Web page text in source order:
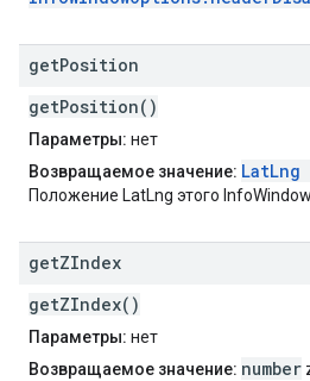
getPosition
getPosition()
Параметры: нет
Возвращаемое значение: LatLng
Положение LatLng этого InfoWindow.
getZIndex
getZIndex()
Параметры: нет
Возвращаемое значение: number